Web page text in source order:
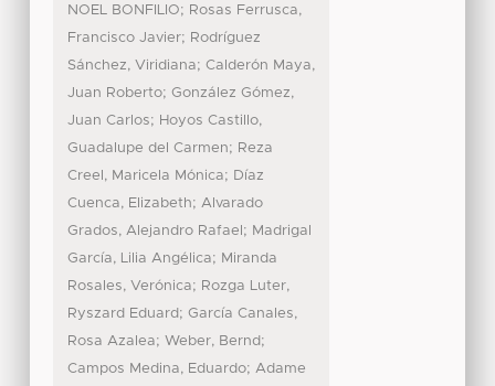
NOEL BONFILIO; Rosas Ferrusca,
Francisco Javier; Rodríguez
Sánchez, Viridiana; Calderón Maya,
Juan Roberto; González Gómez,
Juan Carlos; Hoyos Castillo,
Guadalupe del Carmen; Reza
Creel, Maricela Mónica; Díaz
Cuenca, Elizabeth; Alvarado
Grados, Alejandro Rafael ; Madrigal
García, Lilia Angélica; Miranda
Rosales, Verónica; Rozga Luter,
Ryszard Eduard; García Canales,
Rosa Azalea; Weber, Bernd;
Campos Medina, Eduardo; Adame